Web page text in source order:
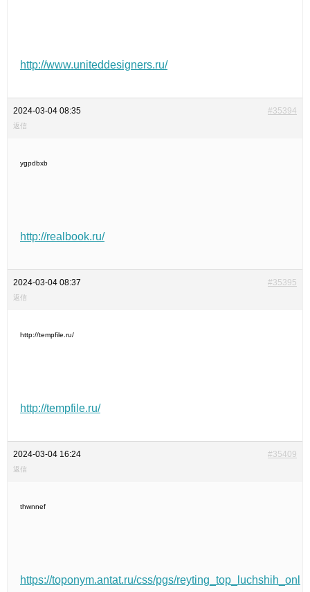
http://www.uniteddesigners.ru/
2024-03-04 08:35 #35394
返信
ygpdbxb
http://realbook.ru/
2024-03-04 08:37 #35395
返信
http://tempfile.ru/
http://tempfile.ru/
2024-03-04 16:24 #35409
返信
thwnnef
https://toponym.antat.ru/css/pgs/reyting_top_luchshih_onl